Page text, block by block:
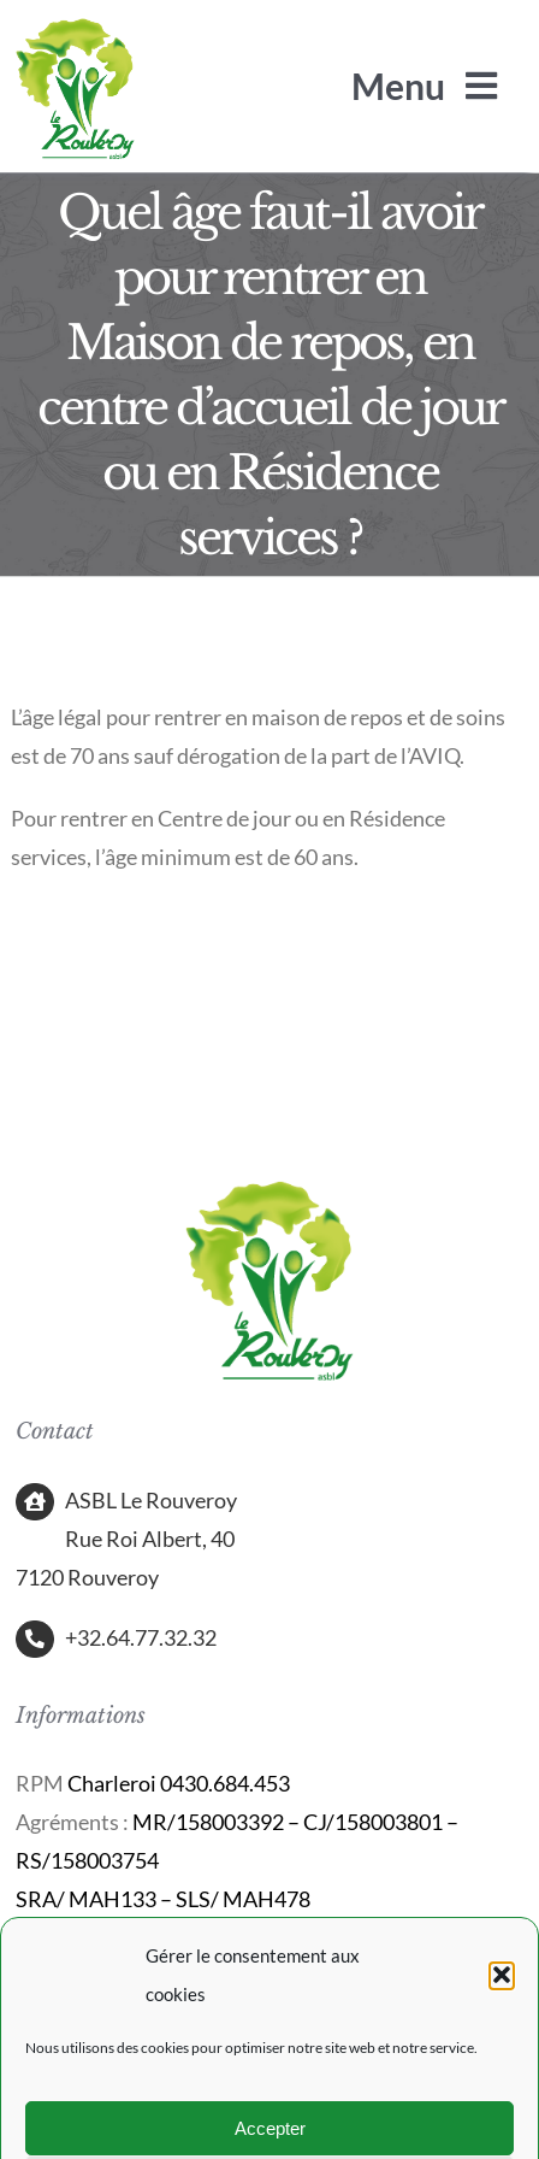
Gérer le consentement aux
cookies
Nous utilisons des cookies pour optimiser notre site web et notre service.
Accepter
Passer
au
contenu
Menu
Les Arilles
Le SRA / SLS
Le Rouveroy recrute
L’actualité du Rouveroy
Quel âge faut-il avoir
pour rentrer en
Maison de repos, en
centre d’accueil de jour
ou en Résidence
services ?
L’âge légal pour rentrer en maison de repos et de soins
est de 70 ans sauf dérogation de la part de l’AVIQ.
Pour rentrer en Centre de jour ou en Résidence
services, l’âge minimum est de 60 ans.
Contact
ASBL Le Rouveroy
Rue Roi Albert, 40
7120 Rouveroy
+32.64.77.32.32
Informations
RPM Charleroi 0430.684.453
Agréments : MR/158003392 – CJ/158003801 –
RS/158003754
SRA/ MAH133 – SLS/ MAH478